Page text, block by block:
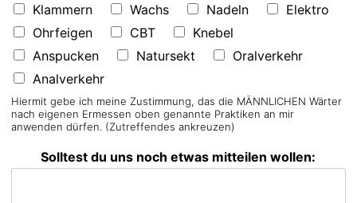
Klammern
Wachs Nadeln
Elektro
Ohrfeigen
CBT
Knebel
Anspucken
Natursekt
Oralverkehr
Analverkehr
Hiermit gebe ich meine Zustimmung, das die MÄNNLICHEN Wärter
nach eigenen Ermessen oben genannte Praktiken an mir
anwenden dürfen. (Zutreffendes ankreuzen)
Solltest du uns noch etwas mitteilen wollen: